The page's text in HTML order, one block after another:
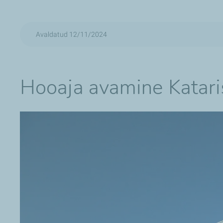
Avaldatud 12/11/2024
Hooaja avamine